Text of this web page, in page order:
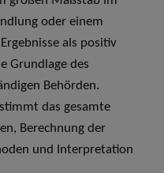
oder einem
als positiv
Grundlage des
Behörden.
das gesamte
Berechnung der
und Interpretation